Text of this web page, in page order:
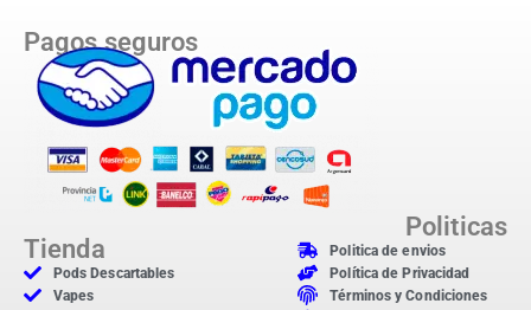
Pagos seguros
Tienda
Pods Descartables
Vapes
Politicas
Politica de envios
Política de Privacidad
Términos y Condiciones